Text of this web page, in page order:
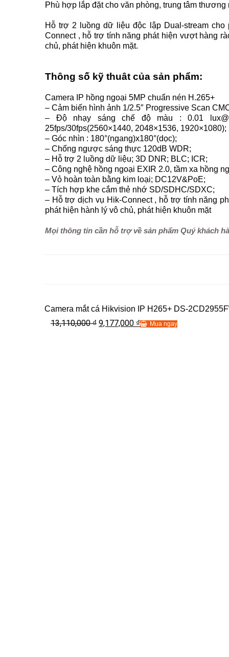
Phù hợp lắp đặt cho văn phòng, trung tâm
Hỗ trợ 2 luồng dữ liệu độc lập Dual-stream
Connect , hỗ trợ tính năng phát hiện vượt hàng
chủ, phát hiện khuôn mặt.
Thông số kỹ thuât của sản phẩm:
Camera IP hồng ngoại 5MP chuẩn nén H.265+
– Cảm biến hình ảnh 1/2.5″ Progressive Scan
– Độ nhạy sáng chế độ màu : 0.01
25fps/30fps(2560×1440, 2048×1536, 1920×1080);
– Góc nhìn : 180°(ngang)x180°(dọc);
– Chống ngược sáng thực 120dB WDR;
– Hỗ trợ 2 luồng dữ liệu; 3D DNR; BLC; ICR;
– Công nghệ hồng ngoại EXIR 2.0, tầm xa hồng
– Vỏ hoàn toàn bằng kim loại; DC12V&PoE;
– Tích hợp khe cắm thẻ nhớ SD/SDHC/SDXC;
– Hỗ trợ dịch vụ Hik-Connect , hỗ trợ tính năng
phát hiện hành lý vô chủ, phát hiện khuôn mặt
Mọi thông tin cần hỗ trợ về sản phẩm Quý khách
Camera mắt cá Hikvision IP H265+ DS-
13,110,000₫ 9,177,000 ₫ Mua ngay